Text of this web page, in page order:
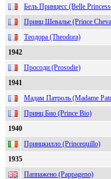
Бель Принцесс (Belle
Принц Шевалье (Prince
Теодора (Theodora)
1942
Просоди (Prosodie)
1941
Мадам Патроль (Madame
Принц Био (Prince Bio)
1940
Принцкилло (Princequillo)
1935
Паппажено (Pappageno)